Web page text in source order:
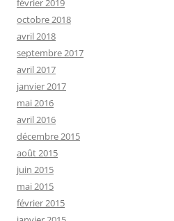
février 2019
octobre 2018
avril 2018
septembre 2017
avril 2017
janvier 2017
mai 2016
avril 2016
décembre 2015
août 2015
juin 2015
mai 2015
février 2015